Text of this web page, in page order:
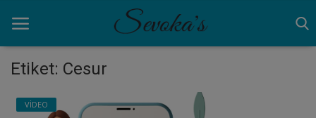
Ana Sayfa
Etiket: Cesur
VİDEO